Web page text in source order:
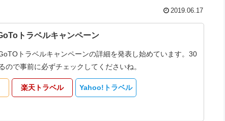
2019.06.17
トラベルキャンペーン
トラベルキャンペーンの詳細を発表し始めています。30
ので事前に必ずチェックしてくださいね。
楽天トラベル Yahoo!トラベル